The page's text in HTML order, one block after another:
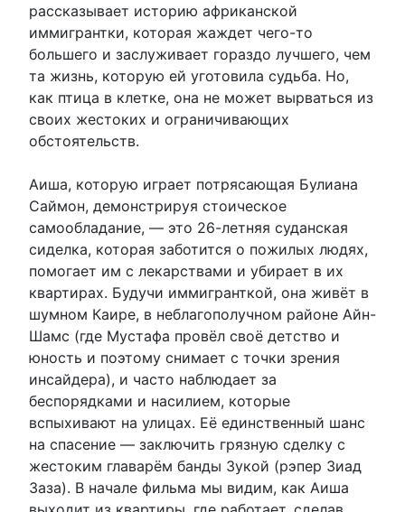
рассказывает историю африканской
иммигрантки, которая жаждет чего-то
большего и заслуживает гораздо лучшего, чем
та жизнь, которую ей уготовила судьба. Но,
как птица в клетке, она не может вырваться из
своих жестоких и ограничивающих
обстоятельств.
Аиша, которую играет потрясающая Булиана
Саймон, демонстрируя стоическое
самообладание, — это 26-летняя суданская
сиделка, которая заботится о пожилых людях,
помогает им с лекарствами и убирает в их
квартирах. Будучи иммигранткой, она живёт в
шумном Каире, в неблагополучном районе Айн-
Шамс (где Мустафа провёл своё детство и
юность и поэтому снимает с точки зрения
инсайдера), и часто наблюдает за
беспорядками и насилием, которые
вспыхивают на улицах. Её единственный шанс
на спасение — заключить грязную сделку с
жестоким главарём банды Зукой (рэпер Зиад
Заза). В начале фильма мы видим, как Аиша